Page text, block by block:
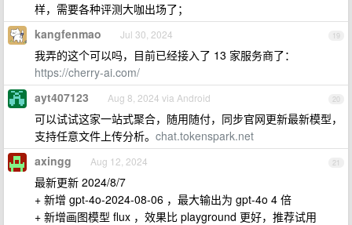
样，需要各种评测大咖出场了；
19
kangfenmao Jul 30, 2024
我弄的这个可以吗，目前已经接入了 13 家服务商了：
https://cherry-ai.com/
20
ayt407123 Aug 8, 2024 via Android
可以试试这家一站式聚合，随用随付，同步官网更新最新模型，
支持任意文件上传分析。 chat.tokenspark.net
21
axingg Aug 12, 2024
最新更新 2024/8/7
+ 新增 gpt-4o-2024-08-06 ，最大输出为 gpt-4o 4 倍
+ 新增画图模型 flux ，效果比 playground 更好，推荐试用